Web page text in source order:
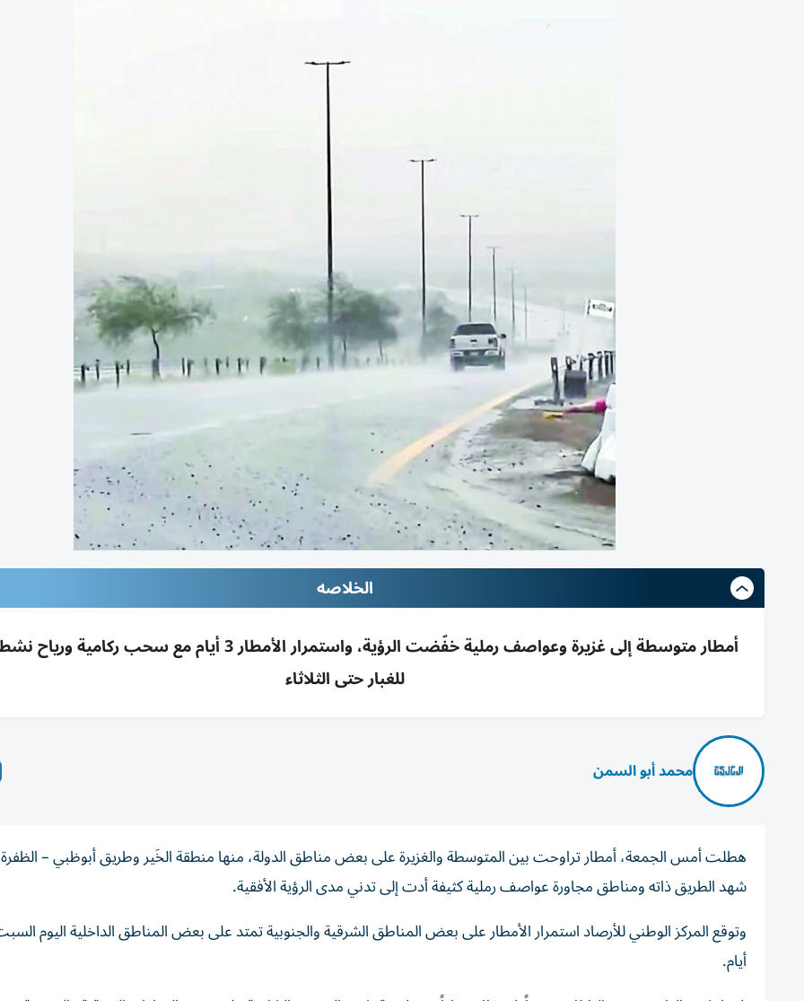
الخلاصه
أمطار متوسطة إلى غزيرة وعواصف رملية خفّضت الرؤية، واستمرار الأمطار 3 أيام مع سحب
للغبار حتى الثلاثاء
محمد أبو السمن
هطلت أمس الجمعة، أمطار تراوحت بين المتوسطة والغزيرة على بعض مناطق الدولة، منها منطقة الخَير وطريق أبوظبي –
شهد الطريق ذاته ومناطق مجاورة عواصف رملية كثيفة أدت إلى تدني مدى الرؤية الأفقية.
أيام.